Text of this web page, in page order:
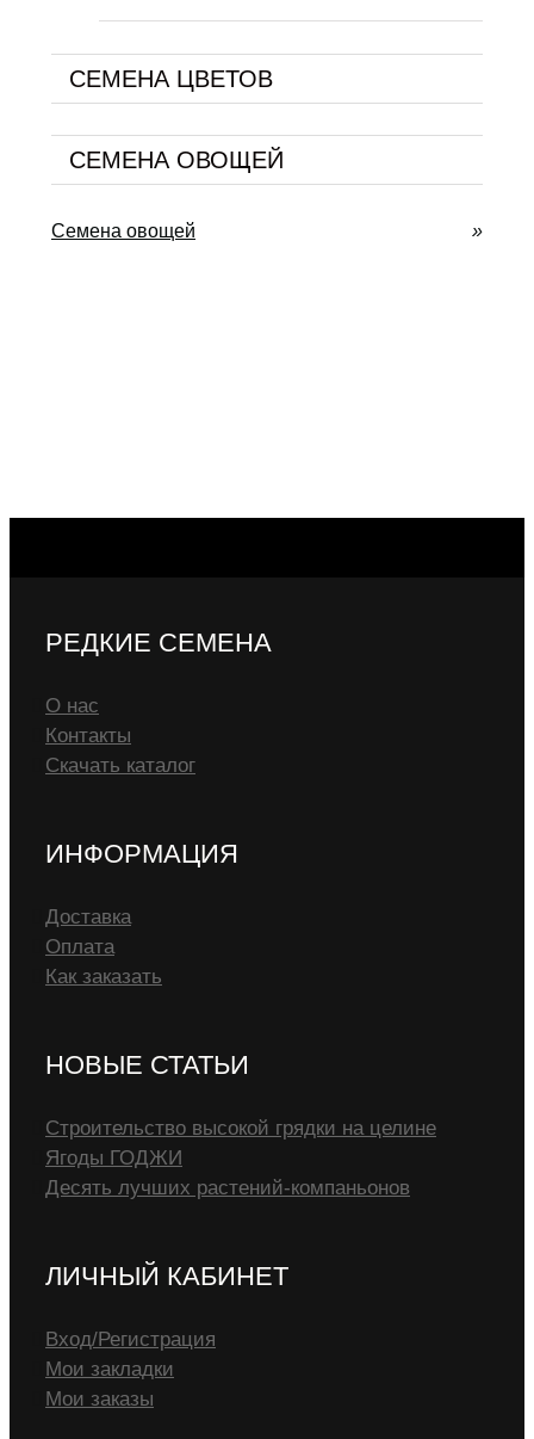
СЕМЕНА ЦВЕТОВ
СЕМЕНА ОВОЩЕЙ
Семена овощей »
РЕДКИЕ СЕМЕНА
О нас
Контакты
Скачать каталог
ИНФОРМАЦИЯ
Доставка
Оплата
Как заказать
НОВЫЕ СТАТЬИ
Строительство высокой грядки на целине
Ягоды ГОДЖИ
Десять лучших растений-компаньонов
ЛИЧНЫЙ КАБИНЕТ
Вход/Регистрация
Мои закладки
Мои заказы